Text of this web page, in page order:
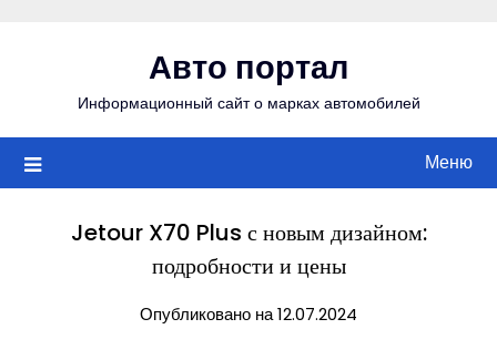
Авто портал
Информационный сайт о марках автомобилей
Меню
Jetour X70 Plus с новым дизайном:
подробности и цены
Опубликовано на 12.07.2024